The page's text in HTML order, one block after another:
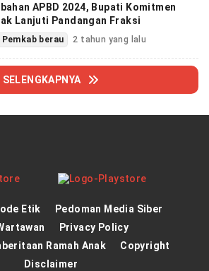
APBD 2024, Bupati Komitmen
Lanjuti Pandangan Fraksi
Pemkab berau 2 tahun yang lalu
SELENGKAPNYA
Etik
Pedoman Media Siber
Privacy Policy
Ramah Anak
Copyright
Disclaimer